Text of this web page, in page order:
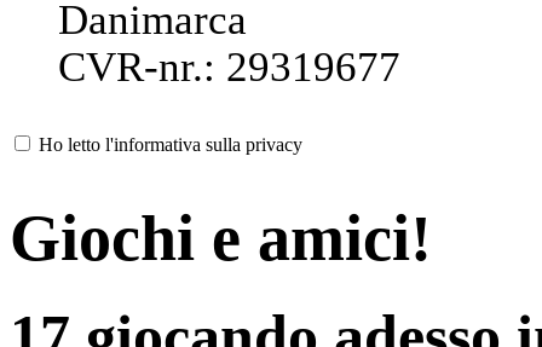
Danimarca
CVR-nr.: 29319677
Ho letto l'informativa sulla privacy
Giochi e amici!